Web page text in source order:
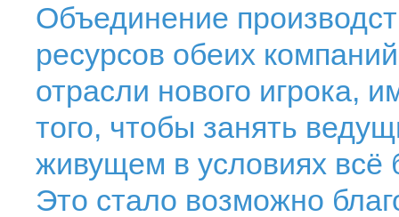
Объединение
ресурсов обеих
отрасли нового игрока,
того, чтобы занять
живущем в условиях всё
Это стало возможно